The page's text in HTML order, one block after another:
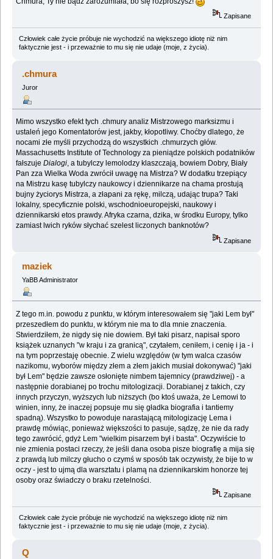
Zapisane
Człowiek całe życie próbuje nie wychodzić na większego idiotę niż nim
faktycznie jest - i przeważnie to mu się nie udaje (moje, z życia).
.chmura
Juror
Mimo wszystko efekt tych .chmury analiz Mistrzowego marksizmu i
ustaleń jego Komentatorów jest, jakby, kłopotliwy. Choćby dlatego, że
nocami złe myśli przychodzą do wszystkich .chmurzych głów.
Massachusetts Institute of Technology za pieniądze polskich podatników
fałszujeDialogi, a tubylczy lemolodzy klaszczają, bowiem Dobry, Biały
Pan zza Wielka Woda zwrócił uwagę na Mistrza? W dodatku trzepiący
na Mistrzu kasę tubylczy naukowcy i dziennikarze na chama prostują
bujny życiorys Mistrza, a złapani za rękę, milczą, udając trupa? Taki
lokalny, specyficznie polski, wschodnioeuropejski, naukowy i
dziennikarski etos prawdy. Afryka czarna, dzika, w środku Europy, tylko
zamiast lwich ryków słychać szelest liczonych banknotów?
Zapisane
maziek
YaBB Administrator
Z tego m.in. powodu z punktu, w którym interesowałem się "jaki Lem był"
przeszedłem do punktu, w którym nie ma to dla mnie znaczenia.
Stwierdziłem, że nigdy się nie dowiem. Był taki pisarz, napisał sporo
książek uznanych "w kraju i za granicą", czytałem, ceniłem, i cenię i ja - i
na tym poprzestaję obecnie. Z wielu względów (w tym walca czasów
nazikomu, wyborów między złem a złem jakich musiał dokonywać) "jaki
był Lem" będzie zawsze osłonięte nimbem tajemnicy (prawdziwej) - a
następnie dorabianej po trochu mitologizacji. Dorabianej z takich, czy
innych przyczyn, wyższych lub niższych (bo ktoś uważa, że Lemowi to
winien, inny, że inaczej popsuje mu się gładka biografia i tantiemy
spadną). Wszystko to powoduje narastającą mitologizację Lema i
prawdę mówiąc, ponieważ większości to pasuje, sądzę, że nie da rady
tego zawrócić, gdyż Lem "wielkim pisarzem był i basta". Oczywiście to
nie zmienia postaci rzeczy, że jeśli dana osoba pisze biografię a mija się
z prawdą lub milczy głucho o czymś w sposób tak oczywisty, że bije to w
oczy - jest to ujmą dla warsztatu i plamą na dziennikarskim honorze tej
osoby oraz świadczy o braku rzetelności.
Zapisane
Człowiek całe życie próbuje nie wychodzić na większego idiotę niż nim
faktycznie jest - i przeważnie to mu się nie udaje (moje, z życia).
Q